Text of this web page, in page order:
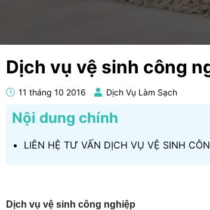
Dịch vụ vệ sinh công
11 tháng 10 2016 Dịch Vụ Làm Sạch
Nội dung chính
LIÊN HỆ TƯ VẤN DỊCH VỤ VỆ SINH
Dịch vụ vệ sinh công nghiệp